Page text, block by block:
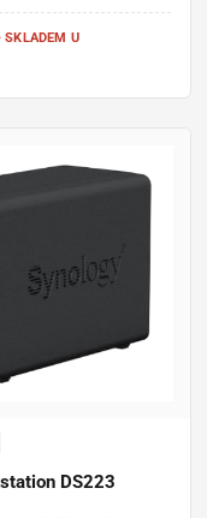
SKLADEM U
DS223